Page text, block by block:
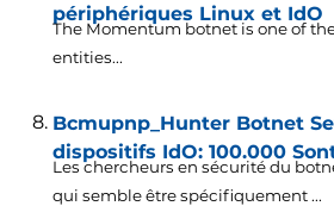
périphériques Linux et IdO
The Momentum botnet is one of
entities...
Bcmupnp_Hunter Botnet
dispositifs IdO: 100.000
Les chercheurs en sécurité du
qui semble être spécifiquement ...